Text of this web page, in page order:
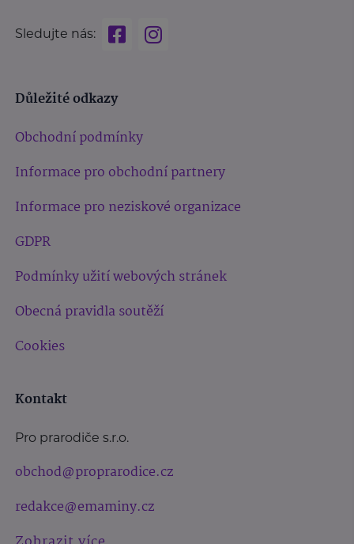
Sledujte nás:
Důležité odkazy
Obchodní podmínky
Informace pro obchodní partnery
Informace pro neziskové organizace
GDPR
Podmínky užití webových stránek
Obecná pravidla soutěží
Cookies
Kontakt
Pro prarodiče s.r.o.
obchod@proprarodice.cz
redakce@emaminy.cz